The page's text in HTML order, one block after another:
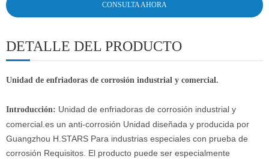
CONSULTA AHORA
DETALLE DEL PRODUCTO
Unidad de enfriadoras de corrosión industrial y comercial.
Introducción: Unidad de enfriadoras de corrosión industrial y
comercial. es un anti-corrosión Unidad diseñada y producida por
Guangzhou H.STARS Para industrias especiales con prueba de
corrosión Requisitos. El producto puede ser especialmente